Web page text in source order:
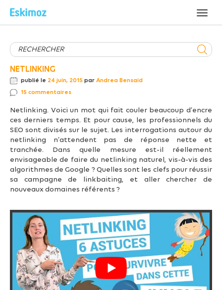
NETLINKING
publié le 24 juin, 2015 par Andrea Bensaid
15 commentaires
Netlinking. Voici un mot qui fait couler beaucoup d’encre
ces derniers temps. Et pour cause, les professionnels du
SEO sont divisés sur le sujet. Les interrogations autour du
netlinking n’attendent pas de réponse nette et
tranchée. Dans quelle mesure est-il réellement
envisageable de faire du netlinking naturel, vis-à-vis des
algorithmes de Google ? Quelles sont les clefs pour réussir
sa campagne de linkbaiting, et aller chercher de
nouveaux domaines référents ?